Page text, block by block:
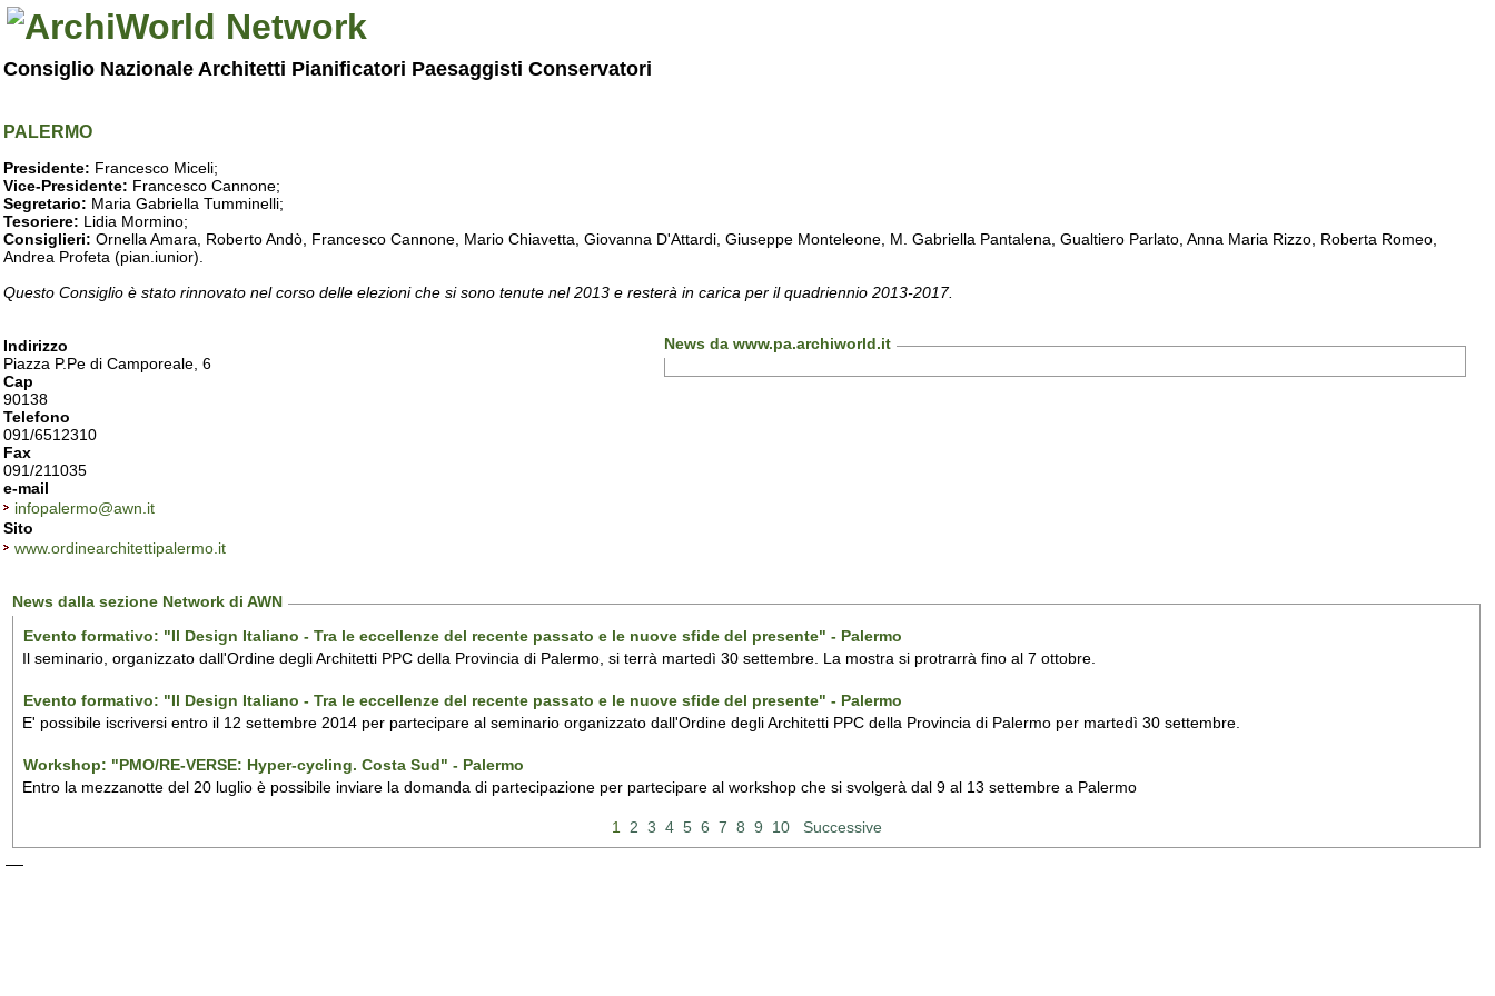
Consiglio Nazionale Architetti Pianificatori Paesaggisti Conservatori
PALERMO
Presidente: Francesco Miceli;
Vice-Presidente: Francesco Cannone;
Segretario: Maria Gabriella Tumminelli;
Tesoriere: Lidia Mormino;
Consiglieri: Ornella Amara, Roberto Andò, Francesco Cannone, Mario Chiavetta, Giovanna D'Attardi, Giuseppe Monteleone, M. Gabriella Pantalena, Gualtiero Parlato, Anna Maria Rizzo, Roberta Romeo,
Andrea Profeta (pian.iunior).
Questo Consiglio è stato rinnovato nel corso delle elezioni che si sono tenute nel 2013 e resterà in carica per il quadriennio 2013-2017.
Indirizzo
Piazza P.Pe di Camporeale, 6
Cap
90138
Telefono
091/6512310
Fax
091/211035
e-mail
infopalermo@awn.it
Sito
www.ordinearchitettipalermo.it
News da www.pa.archiworld.it
News dalla sezione Network di AWN
Evento formativo: "Il Design Italiano - Tra le eccellenze del recente passato e le nuove sfide del presente" - Palermo
Il seminario, organizzato dall'Ordine degli Architetti PPC della Provincia di Palermo, si terrà martedì 30 settembre. La mostra si protrarrà fino al 7 ottobre.
Evento formativo: "Il Design Italiano - Tra le eccellenze del recente passato e le nuove sfide del presente" - Palermo
E' possibile iscriversi entro il 12 settembre 2014 per partecipare al seminario organizzato dall'Ordine degli Architetti PPC della Provincia di Palermo per martedì 30 settembre.
Workshop: "PMO/RE-VERSE: Hyper-cycling. Costa Sud" - Palermo
Entro la mezzanotte del 20 luglio è possibile inviare la domanda di partecipazione per partecipare al workshop che si svolgerà dal 9 al 13 settembre a Palermo
1 2 3 4 5 6 7 8 9 10 Successive